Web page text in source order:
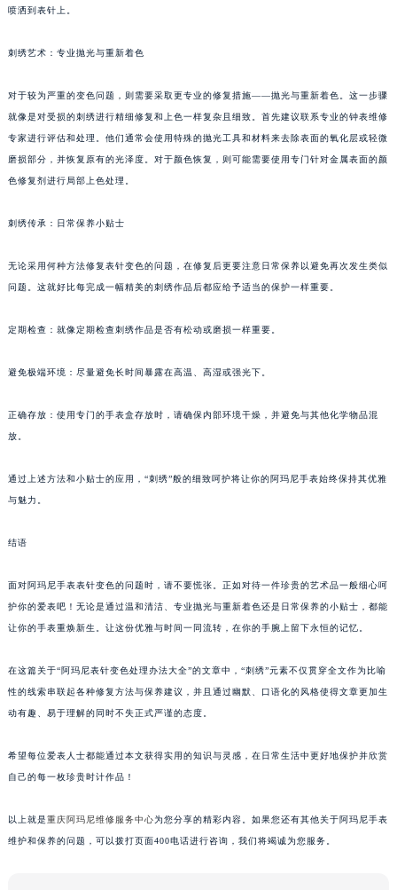
喷洒到表针上。
刺绣艺术：专业抛光与重新着色
对于较为严重的变色问题，则需要采取更专业的修复措施——抛光与重新着色。这一步骤
就像是对受损的刺绣进行精细修复和上色一样复杂且细致。首先建议联系专业的钟表维修
专家进行评估和处理。他们通常会使用特殊的抛光工具和材料来去除表面的氧化层或轻微
磨损部分，并恢复原有的光泽度。对于颜色恢复，则可能需要使用专门针对金属表面的颜
色修复剂进行局部上色处理。
刺绣传承：日常保养小贴士
无论采用何种方法修复表针变色的问题，在修复后更要注意日常保养以避免再次发生类似
问题。这就好比每完成一幅精美的刺绣作品后都应给予适当的保护一样重要。
定期检查：就像定期检查刺绣作品是否有松动或磨损一样重要。
避免极端环境：尽量避免长时间暴露在高温、高湿或强光下。
正确存放：使用专门的手表盒存放时，请确保内部环境干燥，并避免与其他化学物品混
放。
通过上述方法和小贴士的应用，“刺绣”般的细致呵护将让你的阿玛尼手表始终保持其优雅
与魅力。
结语
面对阿玛尼手表表针变色的问题时，请不要慌张。正如对待一件珍贵的艺术品一般细心呵
护你的爱表吧！无论是通过温和清洁、专业抛光与重新着色还是日常保养的小贴士，都能
让你的手表重焕新生。让这份优雅与时间一同流转，在你的手腕上留下永恒的记忆。
在这篇关于“阿玛尼表针变色处理办法大全”的文章中，“刺绣”元素不仅贯穿全文作为比喻
性的线索串联起各种修复方法与保养建议，并且通过幽默、口语化的风格使得文章更加生
动有趣、易于理解的同时不失正式严谨的态度。
希望每位爱表人士都能通过本文获得实用的知识与灵感，在日常生活中更好地保护并欣赏
自己的每一枚珍贵时计作品！
以上就是重庆阿玛尼维修服务中心为您分享的精彩内容。如果您还有其他关于阿玛尼手表
维护和保养的问题，可以拨打页面400电话进行咨询，我们将竭诚为您服务。